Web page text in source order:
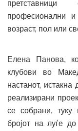
професионални
возраст, пол или
Елена Панова,
клубови во
настанот,
реализирани
се собрани,
бројот на луѓе